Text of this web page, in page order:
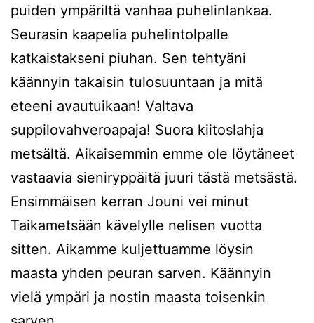
puiden ympäriltä vanhaa puhelinlankaa.
Seurasin kaapelia puhelintolpalle
katkaistakseni piuhan. Sen tehtyäni
käännyin takaisin tulosuuntaan ja mitä
eteeni avautuikaan! Valtava
suppilovahveroapaja! Suora kiitoslahja
metsältä. Aikaisemmin emme ole löytäneet
vastaavia sieniryppäitä juuri tästä metsästä.
Ensimmäisen kerran Jouni vei minut
Taikametsään kävelylle nelisen vuotta
sitten. Aikamme kuljettuamme löysin
maasta yhden peuran sarven. Käännyin
vielä ympäri ja nostin maasta toisenkin